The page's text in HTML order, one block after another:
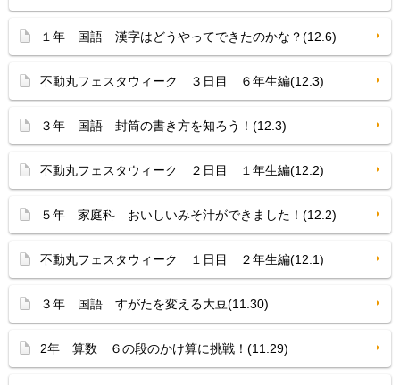
１年 国語 漢字はどうやってできたのかな？(12.6)
不動丸フェスタウィーク ３日目 ６年生編(12.3)
３年 国語 封筒の書き方を知ろう！(12.3)
不動丸フェスタウィーク ２日目 １年生編(12.2)
５年 家庭科 おいしいみそ汁ができました！(12.2)
不動丸フェスタウィーク １日目 ２年生編(12.1)
３年 国語 すがたを変える大豆(11.30)
2年 算数 ６の段のかけ算に挑戦！(11.29)